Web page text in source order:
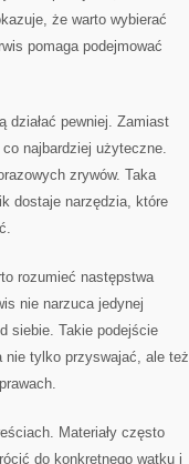
że warto wybierać
pomaga podejmować
działać pewniej. Zamiast
najbardziej użyteczne.
zrywów. Taka
dostaje narzędzia, które
rozumieć następstwa
nie narzuca jedynej
siebie. Takie podejście
tylko przyswajać, ale też
Materiały często
do konkretnego wątku i